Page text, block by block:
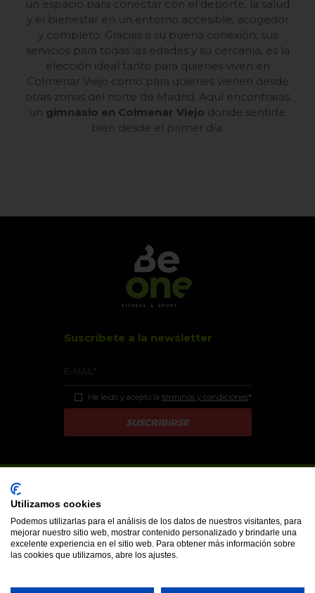
un espacio para conectar con el deporte, la salud
y el bienestar en un entorno accesible, acogedor
y completo. Gracias a su buena conexión, sus
servicios para todas las edades y su cercanía, es la
elección ideal tanto para quienes viven en
Colmenar Viejo como para quienes vienen desde
otras zonas del norte de Madrid. Aquí encontrarás
un gimnasio en Colmenar Viejo donde sentirte
bien desde el primer día.
Suscríbete a la newsletter
He leído y acepto la términos y condiciones*
CANAL DENUNCIAS
POLÍTICA DE PRIVACIDAD
POLÍTICA DE COOKIES
BAJA INFORMACIÓN COMERCIAL MODIFICAR COOKIES
ENVIAR EMAIL
Utilizamos cookies
Podemos utilizarlas para el análisis de los datos de nuestros visitantes, para
mejorar nuestro sitio web, mostrar contenido personalizado y brindarle una
excelente experiencia en el sitio web. Para obtener más información sobre
las cookies que utilizamos, abre los ajustes.